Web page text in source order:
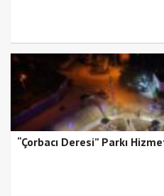
“Çorbacı Deresi” Parkı